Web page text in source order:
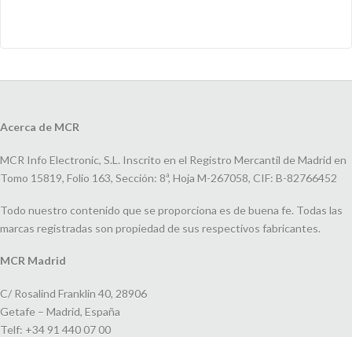
Acerca de MCR
MCR Info Electronic, S.L. Inscrito en el Registro Mercantil de Madrid en
Tomo 15819, Folio 163, Sección: 8ª, Hoja M-267058, CIF: B-82766452
Todo nuestro contenido que se proporciona es de buena fe. Todas las
marcas registradas son propiedad de sus respectivos fabricantes.
MCR Madrid
C/ Rosalind Franklin 40, 28906
Getafe – Madrid, España
Telf: +34 91 440 07 00